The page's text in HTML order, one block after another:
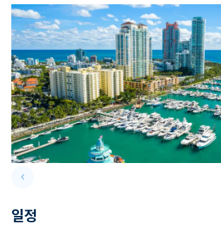
keyboard_arrow_leftPrevious slide
일정